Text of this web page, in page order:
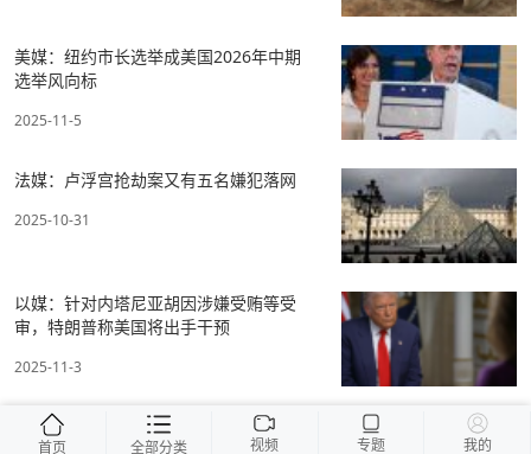
美媒：纽约市长选举成美国2026年中期
选举风向标
2025-11-5
法媒：卢浮宫抢劫案又有五名嫌犯落网
2025-10-31
以媒：针对内塔尼亚胡因涉嫌受贿等受
审，特朗普称美国将出手干预
2025-11-3
首页 全部分类 视频 专题 我的